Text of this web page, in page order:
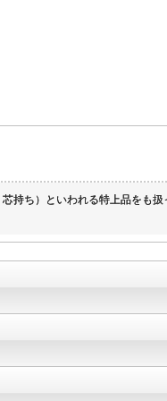
持ち）といわれる特上品をも